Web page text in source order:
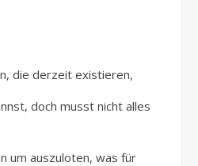
die derzeit existieren,
doch musst nicht alles
um auszuloten, was für